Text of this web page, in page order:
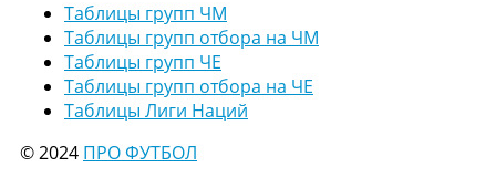
Таблицы групп ЧМ
Таблицы групп отбора на ЧМ
Таблицы групп ЧЕ
Таблицы групп отбора на ЧЕ
Таблицы Лиги Наций
© 2024 ПРО ФУТБОЛ